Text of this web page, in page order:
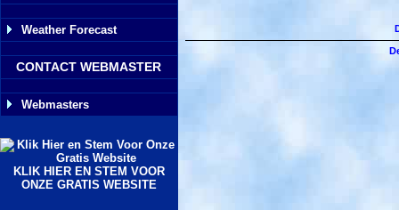
Weather Forecast
CONTACT WEBMASTER
Webmasters
KLIK HIER EN STEM VOOR
ONZE GRATIS WEBSITE